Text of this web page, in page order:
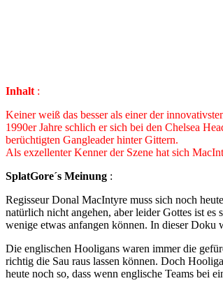
Inhalt :
Keiner weiß das besser als einer der
1990er Jahre schlich er sich bei den Chelsea
berüchtigten Gangleader hinter Gittern.
Als exzellenter Kenner der Szene hat sich
SplatGore´s Meinung :
Regisseur Donal MacIntyre muss sich noch
natürlich nicht angehen, aber leider Gottes ist
wenige etwas anfangen können. In dieser Doku
Die englischen Hooligans waren immer die
richtig die Sau raus lassen können. Doch
heute noch so, dass wenn englische Teams bei